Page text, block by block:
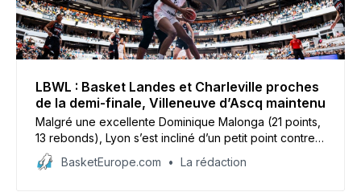
LBWL : Basket Landes et Charleville proches
de la demi-finale, Villeneuve d’Ascq maintenu
Malgré une excellente Dominique Malonga (21 points,
13 rebonds), Lyon s’est incliné d’un petit point contre
en quart de finale aller contre Basket Landes tandis
que Charleville-Mézières partira avec 18 points
BasketEurope.com La rédaction